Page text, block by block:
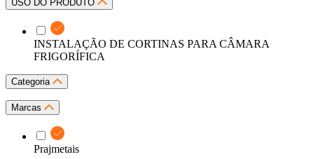
USO DO PRODUTO
INSTALAÇÃO DE CORTINAS PARA CÂMARA
FRIGORÍFICA
Categoria
Marcas
Prajmetais